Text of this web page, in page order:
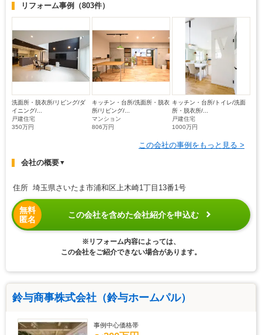
リフォーム事例 （803件）
洗面所・脱衣所/リビング/ダ
イニング/...
戸建住宅
350万円
キッチン・台所/洗面所・脱衣
所/リビング/...
マンション
806万円
キッチン・台所/トイレ/洗面
所・脱衣所/...
戸建住宅
1000万円
この会社の事例をもっと見る >
会社の概要▼
住所 埼玉県さいたま市浦和区上木崎1丁目13番1号
無料
匿名
この会社を含めた会社紹介を申込む
※リフォーム内容によっては、
この会社をご紹介できない場合があります。
鈴与商事株式会社（鈴与ホームパル）
事例中心価格帯